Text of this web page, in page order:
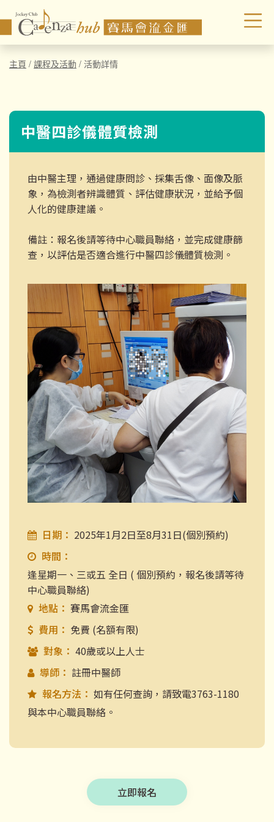
主頁 / 課程及活動 / 活動詳情
中醫四診儀體質檢測
由中醫主理，通過健康問診、採集舌像、面像及脈
象，為檢測者辨識體質、評估健康狀況，並給予個
人化的健康建議。
備註：報名後請等待中心職員聯絡，並完成健康篩
查，以評估是否適合進行中醫四診儀體質檢測。
日期： 2025年1月2日至8月31日(個別預約)
時間：
逢星期一、三或五 全日 ( 個別預約，報名後請等待
中心職員聯絡)
地點： 賽馬會流金匯
費用： 免費 (名額有限)
對象： 40歲或以上人士
導師： 註冊中醫師
報名方法： 如有任何查詢，請致電3763-1180
與本中心職員聯絡。
立即報名